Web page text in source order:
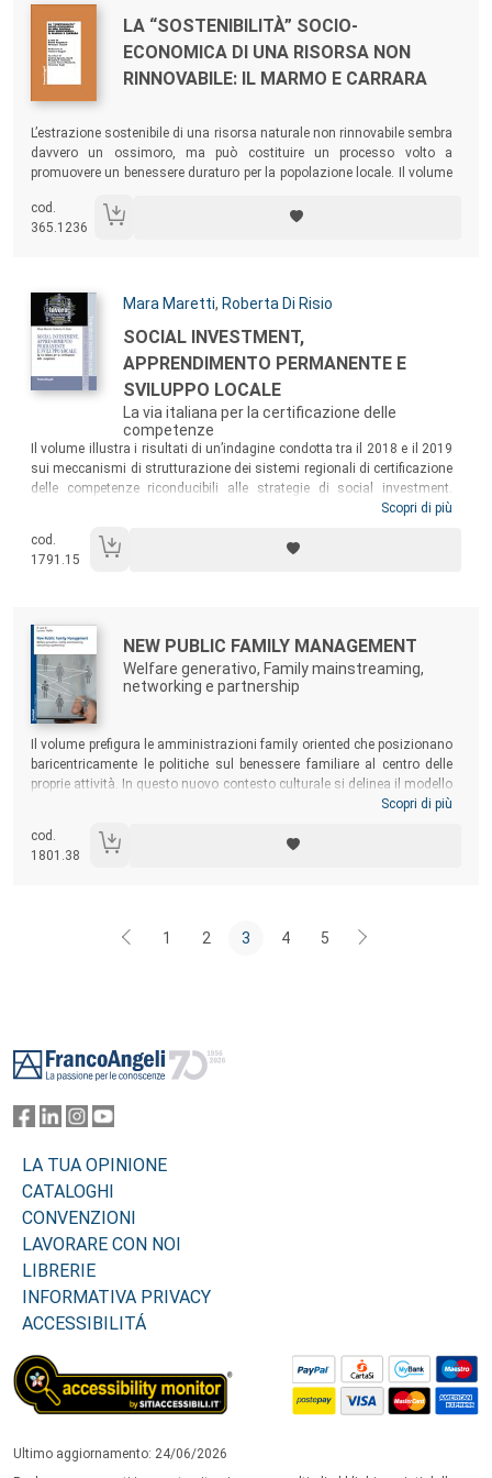
Autori:
Titolo:
LA “SOSTENIBILITÀ” SOCIO-
ECONOMICA DI UNA RISORSA NON
RINNOVABILE: IL MARMO E CARRARA
L’estrazione sostenibile di una risorsa naturale non rinnovabile sembra
davvero un ossimoro, ma può costituire un processo volto a
promuovere un benessere duraturo per la popolazione locale. Il volume
filiera locale del marmo, proponendo linee guida, anche innovative, per
le politiche di regolamentazione dell’attività estrattiva.
cod.
365.1236
Autori:
Mara Maretti, Roberta Di Risio
Titolo:
SOCIAL INVESTMENT,
APPRENDIMENTO PERMANENTE E
SVILUPPO LOCALE
La via italiana per la certificazione delle
competenze
Sommario:
Il volume illustra i risultati di un’indagine condotta tra il 2018 e il 2019
sui meccanismi di strutturazione dei sistemi regionali di certificazione
delle competenze riconducibili alle strategie di social investment.
L’analisi della normativa e delle interviste a testimoni privilegiati, oltre
regionali, ha portato alla realizzazione di una classificazione
tipologica delle regioni, evidenziandone le disomogeneità normative e
Scopri di più
cod.
1791.15
Autori:
Titolo:
NEW PUBLIC FAMILY MANAGEMENT
Welfare generativo, Family mainstreaming,
networking e partnership
Sommario:
Il volume prefigura le amministrazioni family oriented che posizionano
baricentricamente le politiche sul benessere familiare al centro delle
proprie attività. In questo nuovo contesto culturale si delinea il modello
di amministrazione del “New Public Family Management” che
certificazioni familiari, i distretti famiglia, i marchi e gli standard
famiglia, le premialità, la sussidiarietà orizzontale, ecc.
Scopri di più
cod.
1801.38
1 2 3 4 5
LA TUA OPINIONE
CATALOGHI
CONVENZIONI
LAVORARE CON NOI
LIBRERIE
INFORMATIVA PRIVACY
ACCESSIBILITÁ
Ultimo aggiornamento: 24/06/2026